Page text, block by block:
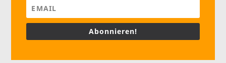
Abonnieren!